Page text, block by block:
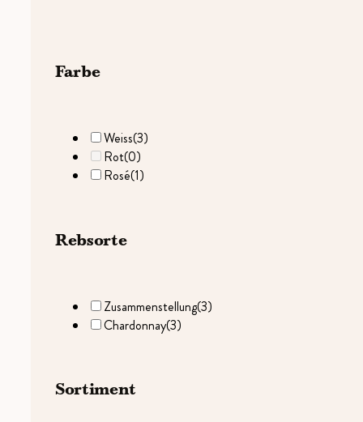
Farbe
Weiss(3)
Rot(0)
Rosé(1)
Rebsorte
Zusammenstellung(3)
Chardonnay(3)
Sortiment